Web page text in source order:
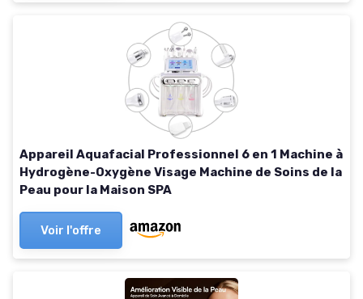
Appareil Aquafacial Professionnel 6 en 1 Machine à
Hydrogène-Oxygène Visage Machine de Soins de la
Peau pour la Maison SPA
Voir l'offre